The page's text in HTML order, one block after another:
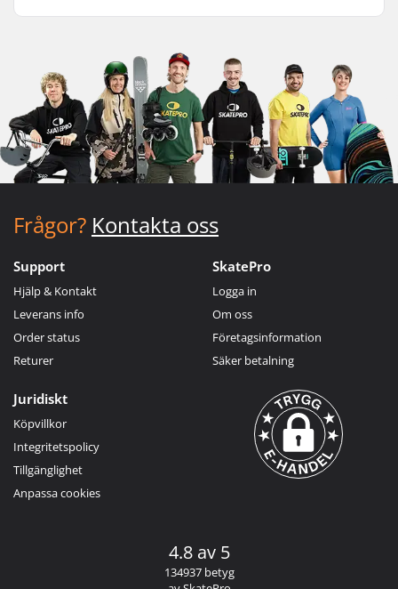
Frågor? Kontakta oss
Support
Hjälp & Kontakt
Leverans info
Order status
Returer
SkatePro
Logga in
Om oss
Företagsinformation
Säker betalning
Juridiskt
Köpvillkor
Integritetspolicy
Tillgänglighet
Anpassa cookies
4.8 av 5
134937 betyg